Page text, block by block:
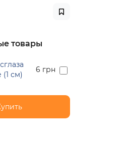
товары
(1 см)
6 грн